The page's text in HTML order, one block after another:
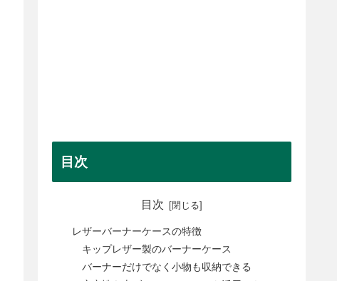
目次
目次
レザーバーナーケースの特徴
キップレザー製のバーナーケース
バーナーだけでなく小物も収納できる